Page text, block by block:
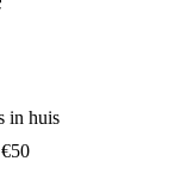
in huis